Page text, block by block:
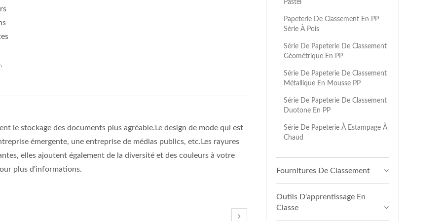
le stockage des documents plus agréable.Le design de mode qui est
émergente, une entreprise de médias publics, etc.Les rayures
elles ajoutent également de la diversité et des couleurs à votre
plus d'informations.
Pastel
Papeterie De Classement En PP
Série À Pois
Série De Papeterie De Classement
Géométrique En PP
Série De Papeterie De Classement
Métallique En Mousse PP
Série De Papeterie De Classement
Duotone En PP
Série De Papeterie À Estampage À
Chaud
Fournitures De Classement
Outils D'apprentissage En
Classe